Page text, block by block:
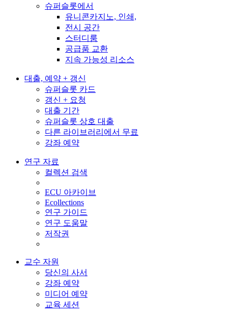
슈퍼슬롯에서
유니콘카지노, 인쇄,
전시 공간
스터디룸
공급품 교환
지속 가능성 리소스
대출, 예약 + 갱신
슈퍼슬롯 카드
갱신 + 요청
대출 기간
슈퍼슬롯 상호 대출
다른 라이브러리에서 무료
강좌 예약
연구 자료
컬렉션 검색
ECU 아카이브
Ecollections
연구 가이드
연구 도움말
저작권
교수 자원
당신의 사서
강좌 예약
미디어 예약
교육 세션